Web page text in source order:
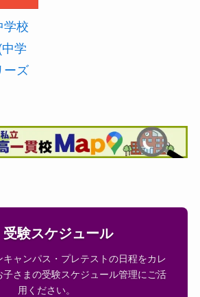
学校
学
ーズ
受験スケジュール
ャンパス・プレテストの日程をカレ
子さまの受験スケジュール管理にご活
用ください。